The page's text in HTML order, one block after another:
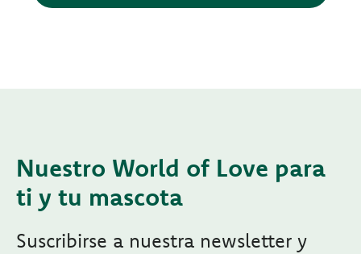
Nuestro World of Love para
ti y tu mascota
Suscribirse a nuestra newsletter y